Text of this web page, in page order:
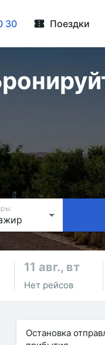
30 Поездки
11 авг., вт
Нет рейсов
Остановка